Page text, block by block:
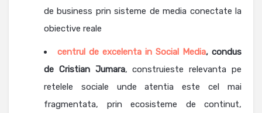
de business prin sisteme de media conectate la
obiective reale
centrul de excelenta in Social Media, condus
de Cristian Jumara, construieste relevanta pe
retelele sociale unde atentia este cel mai
fragmentata, prin ecosisteme de continut,